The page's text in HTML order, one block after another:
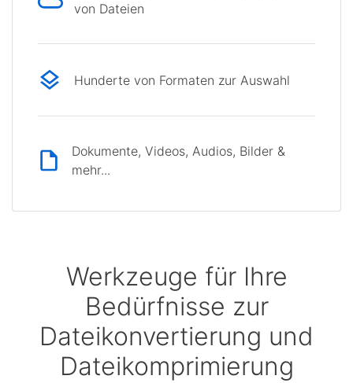
von Dateien
Hunderte von Formaten zur Auswahl
Dokumente, Videos, Audios, Bilder &
mehr...
Werkzeuge für Ihre
Bedürfnisse zur
Dateikonvertierung und
Dateikomprimierung